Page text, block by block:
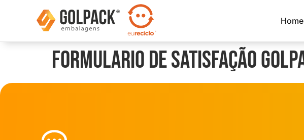
Home
Formulario de Satisfação